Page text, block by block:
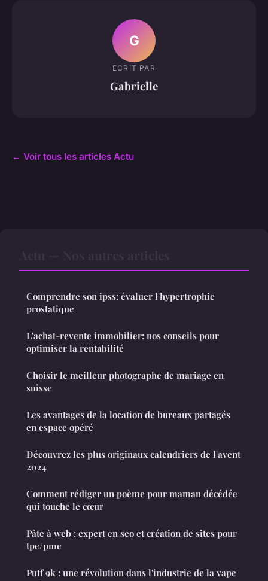
G
ECRIT PAR
Gabrielle
← Voir tous les articles Actu
Comprendre son ipss: évaluer l'hypertrophie
prostatique
L'achat-revente immobilier: nos conseils pour
optimiser la rentabilité
Choisir le meilleur photographe de mariage en
suisse
Les avantages de la location de bureaux partagés
en espace opéré
Découvrez les plus originaux calendriers de l'avent
2024
Comment rédiger un poème pour maman décédée
qui touche le cœur
Pâte à web : expert en seo et création de sites pour
tpe/pme
Puff 9k : une révolution dans l'industrie de la vape